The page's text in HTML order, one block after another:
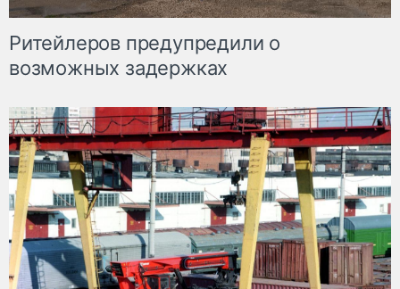
Ритейлеров предупредили о
возможных задержках